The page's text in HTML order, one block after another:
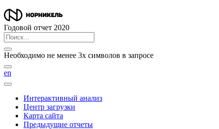
Годовой отчет 2020
Необходимо не менее 3х символов в запросе
en
Интерактивный анализ
Центр загрузки
Карта сайта
Предыдущие отчеты